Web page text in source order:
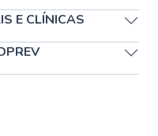
E CLÍNICAS